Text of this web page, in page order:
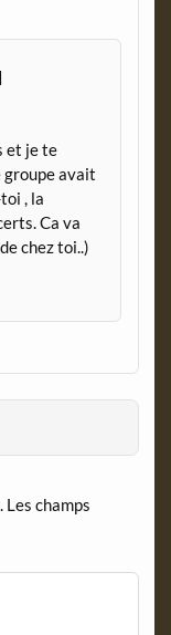
et je te
groupe avait
, la
Ca va
chez toi..)
Les champs